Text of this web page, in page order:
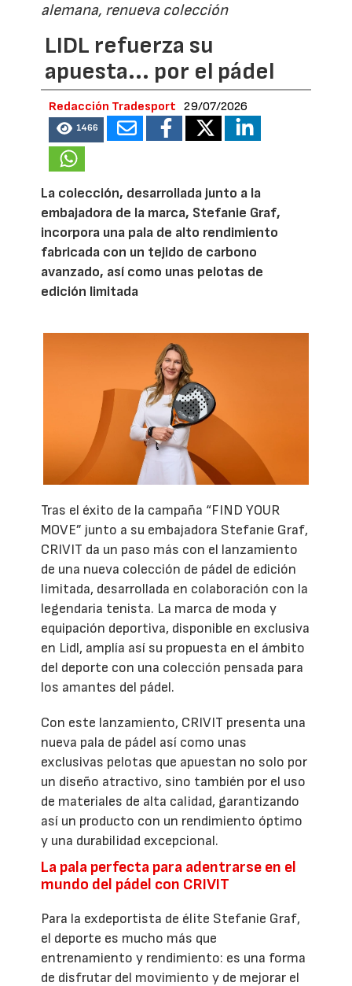
alemana, renueva colección
LIDL refuerza su
apuesta... por el pádel
Redacción Tradesport 29/07/2026
1466
La colección, desarrollada junto a la
embajadora de la marca, Stefanie Graf,
incorpora una pala de alto rendimiento
fabricada con un tejido de carbono
avanzado, así como unas pelotas de
edición limitada
Tras el éxito de la campaña “FIND YOUR
MOVE” junto a su embajadora Stefanie Graf,
CRIVIT da un paso más con el lanzamiento
de una nueva colección de pádel de edición
limitada, desarrollada en colaboración con la
legendaria tenista. La marca de moda y
equipación deportiva, disponible en exclusiva
en Lidl, amplía así su propuesta en el ámbito
del deporte con una colección pensada para
los amantes del pádel.
Con este lanzamiento, CRIVIT presenta una
nueva pala de pádel así como unas
exclusivas pelotas que apuestan no solo por
un diseño atractivo, sino también por el uso
de materiales de alta calidad, garantizando
así un producto con un rendimiento óptimo
y una durabilidad excepcional.
La pala perfecta para adentrarse en el
mundo del pádel con CRIVIT
Para la exdeportista de élite Stefanie Graf,
el deporte es mucho más que
entrenamiento y rendimiento: es una forma
de disfrutar del movimiento y de mejorar el